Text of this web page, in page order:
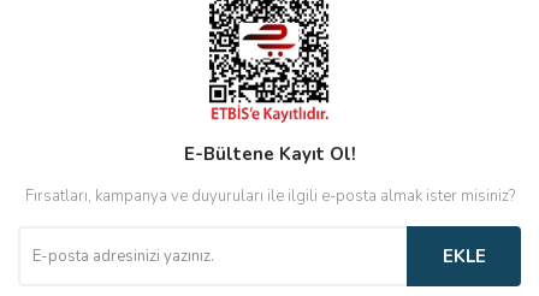
E-Bültene Kayıt Ol!
Fırsatları, kampanya ve duyuruları ile ilgili e-posta almak ister misiniz?
EKLE